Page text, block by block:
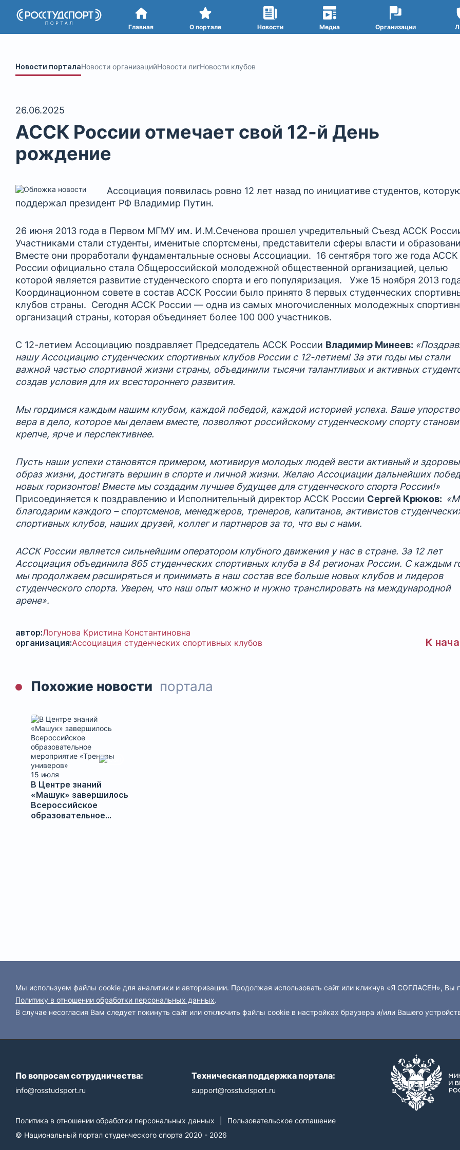
Порталстуденческого спорта
Главная
О портале Новости Медиа Организации
Новости порталаНовости организацийНовости лигНовости клубов
26.06.2025
АССК России отмечает свой 12-й День
рождение
Ассоциация появилась ровно 12 лет назад по инициативе студентов,
поддержал президент РФ Владимир Путин.
26 июня 2013 года в Первом МГМУ им. И.М.Сеченова прошел учредительный Съезд АССК
Участниками стали студенты, именитые спортсмены, представители сферы власти и
Вместе они проработали фундаментальные основы Ассоциации. 16 сентября того же года АССК
России официально стала Общероссийской молодежной общественной организацией, целью
которой является развитие студенческого спорта и его популяризация. Уже 15 ноября 2013
Координационном совете в состав АССК России было принято 8 первых студенческих
клубов страны. Сегодня АССК России — одна из самых многочисленных молодежных
организаций страны, которая объединяет более 100 000 участников.
С 12-летием Ассоциацию поздравляет Председатель АССК России Владимир Минеев:
нашу Ассоциацию студенческих спортивных клубов России с 12-летием! За эти годы мы стали
важной частью спортивной жизни страны, объединили тысячи талантливых и активных
создав условия для их всестороннего развития.
Мы гордимся каждым нашим клубом, каждой победой, каждой историей успеха. Ваше
вера в дело, которое мы делаем вместе, позволяют российскому студенческому спорту
крепче, ярче и перспективнее.
Пусть наши успехи становятся примером, мотивируя молодых людей вести активный и
образ жизни, достигать вершин в спорте и личной жизни. Желаю Ассоциации дальнейших
новых горизонтов! Вместе мы создадим лучшее будущее для студенческого спорта России!»
Присоединяется к поздравлению и Исполнительный директор АССК России Сергей Крюков:
благодарим каждого – спортсменов, менеджеров, тренеров, капитанов, активистов
спортивных клубов, наших друзей, коллег и партнеров за то, что вы с нами.
АССК России является сильнейшим оператором клубного движения у нас в стране. За 12 лет
Ассоциация объединила 865 студенческих спортивных клуба в 84 регионах России. С каждым
мы продолжаем расширяться и принимать в наш состав все больше новых клубов и лидеров
студенческого спорта. Уверен, что наш опыт можно и нужно транслировать на международной
арене».
автор:Логунова Кристина Константиновна
организация:Ассоциация студенческих спортивных клубов К
Похожие новости портала
15 июля
В Центре знаний
«Машук» завершилось
Всероссийское
образовательное
Мы используем файлы cookie для аналитики и авторизации. Продолжая использовать сайт или кликнув «Я СОГЛАСЕН», Вы
Политику в отношении обработки персональных данных.
В случае несогласия Вам следует покинуть сайт или отключить файлы cookie в настройках браузера и/или Вашего
По вопросам сотрудничества:
info@rosstudsport.ru
Техническая поддержка портала:
support@rosstudsport.ru
Политика в отношении обработки персональных данных
Пользовательское соглашение
© Национальный портал студенческого спорта 2020 - 2026